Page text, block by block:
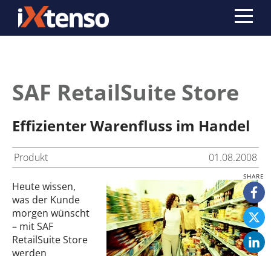
SAF RetailSuite Store
Effizienter Warenfluss im Handel
Produkt 01.08.2008
Heute wissen,
was der Kunde
morgen wünscht
– mit SAF
RetailSuite Store
werden